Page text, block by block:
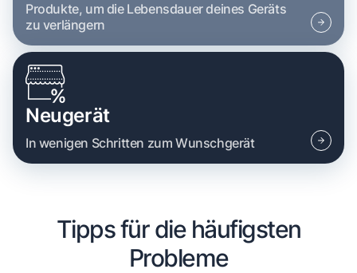
Produkte, um die Lebensdauer deines Geräts
zu verlängern
Neugerät
In wenigen Schritten zum Wunschgerät
Tipps für die häufigsten
Probleme